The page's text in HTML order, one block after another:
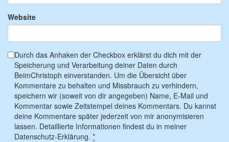
Website
Durch das Anhaken der Checkbox erklärst du dich mit der
Speicherung und Verarbeitung deiner Daten durch
BeimChristoph einverstanden. Um die Übersicht über
Kommentare zu behalten und Missbrauch zu verhindern,
speichern wir (soweit von dir angegeben) Name, E-Mail und
Kommentar sowie Zeitstempel deines Kommentars. Du kannst
deine Kommentare später jederzeit von mir anonymisieren
lassen. Detaillierte Informationen findest du in meiner
Datenschutz-Erklärung. *